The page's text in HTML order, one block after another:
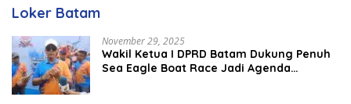
Loker Batam
November 29, 2025
Wakil Ketua I DPRD Batam Dukung Penuh
Sea Eagle Boat Race Jadi Agenda